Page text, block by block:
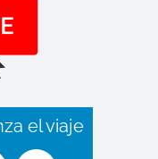
el viaje